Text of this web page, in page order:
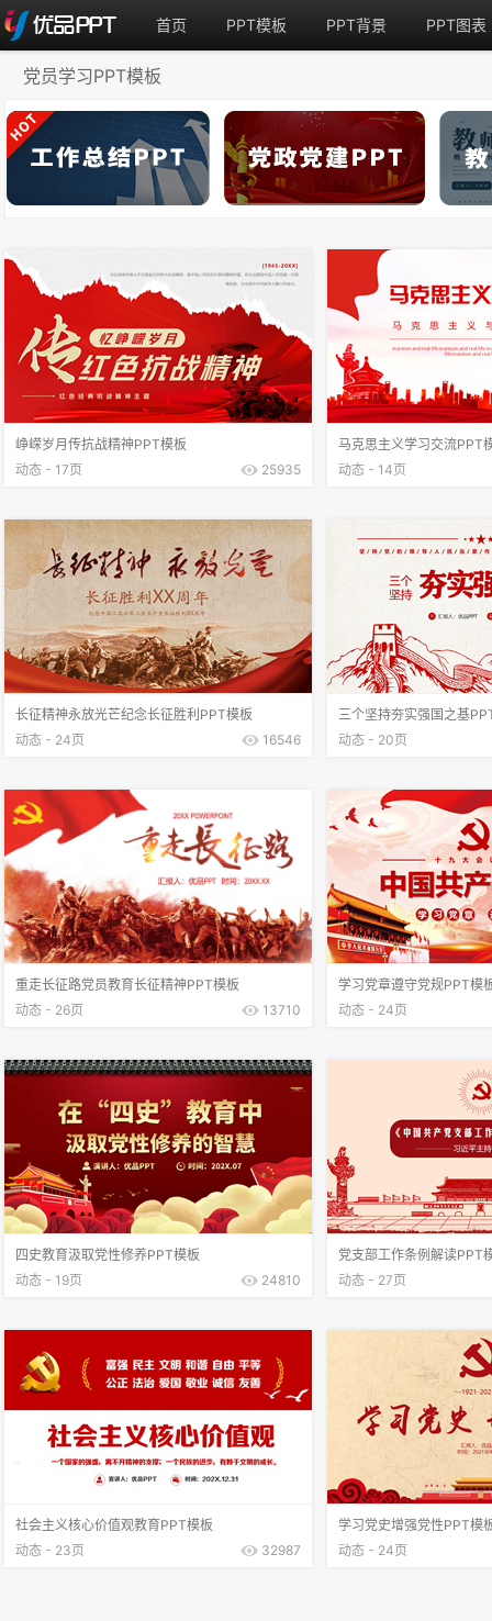
首页 PPT模板 PPT背景 PPT图表
党员学习PPT模板
峥嵘岁月传抗战精神PPT模板
动态 - 17页
25935
马克思主义学习交流PPT
动态 - 14页
长征精神永放光芒纪念长征胜利PPT模板
动态 - 24页
16546
三个坚持夯实强国之基
动态 - 20页
重走长征路党员教育长征精神PPT模板
动态 - 26页
13710
学习党章遵守党规PPT模
动态 - 24页
四史教育汲取党性修养PPT模板
动态 - 19页
24810
党支部工作条例解读PPT
动态 - 27页
社会主义核心价值观教育PPT模板
动态 - 23页
32987
学习党史增强党性PPT模
动态 - 24页